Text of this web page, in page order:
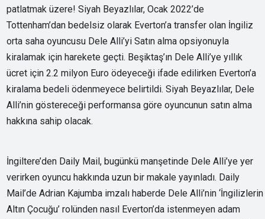
patlatmak üzere! Siyah Beyazlılar, Ocak 2022’de
Tottenham’dan bedelsiz olarak Everton’a transfer olan İngiliz
orta saha oyuncusu Dele Alli’yi Satın alma opsiyonuyla
kiralamak için harekete geçti. Beşiktaş’ın Dele Alli’ye yıllık
ücret için 2.2 milyon Euro ödeyeceği ifade edilirken Everton’a
kiralama bedeli ödenmeyece belirtildi. Siyah Beyazlılar, Dele
Alli’nin göstereceği performansa göre oyuncunun satın alma
hakkına sahip olacak.
İngiltere’den Daily Mail, bugünkü manşetinde Dele Alli’ye yer
verirken oyuncu hakkında uzun bir makale yayınladı. Daily
Mail’de Adrian Kajumba imzalı haberde Dele Alli’nin ‘İngilizlerin
Altın Çocuğu’ rolünden nasıl Everton’da istenmeyen adam